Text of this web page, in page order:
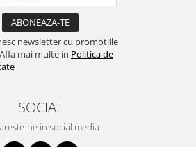
newsletter cu promotiile
mai multe in Politica de
SOCIAL
ne in social media